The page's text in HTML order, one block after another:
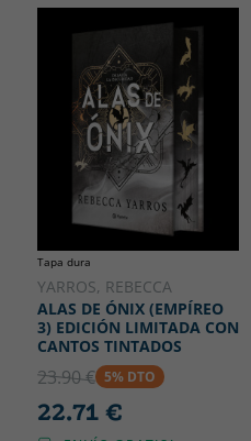
Tapa dura
YARROS, REBECCA
ALAS DE ÓNIX (EMPÍREO
3) EDICIÓN LIMITADA CON
CANTOS TINTADOS
23.90 € 5% DTO
22.71 €